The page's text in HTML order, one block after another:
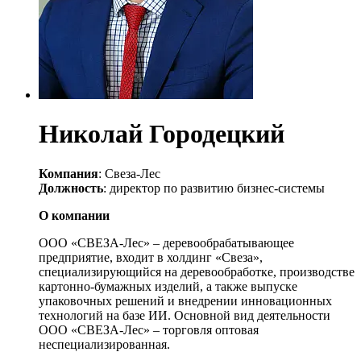
Николай Городецкий
Компания: Свеза-Лес
Должность: директор по развитию бизнес-системы
О компании
ООО «СВЕЗА-Лес» – деревообрабатывающее
предприятие, входит в холдинг «Свеза»,
специализирующийся на деревообработке, производстве
картонно-бумажных изделий, а также выпуске
упаковочных решений и внедрении инновационных
технологий на базе ИИ. Основной вид деятельности
ООО «СВЕЗА-Лес» – торговля оптовая
неспециализированная.